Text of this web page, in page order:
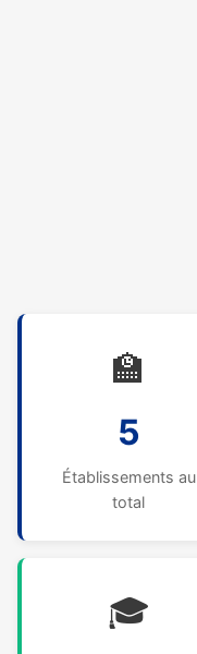
🏫
5
Établissements au
total
🎓